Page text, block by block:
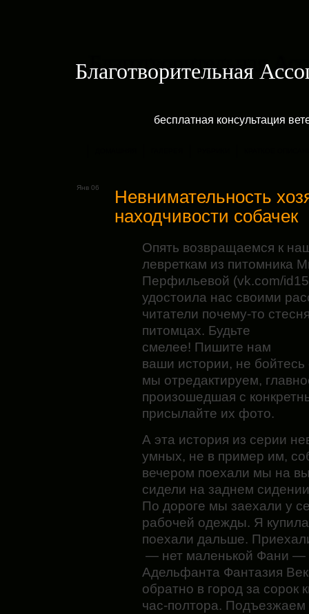
Благотворительная
бесплатная консультация
Янв 06
Невнимательность
находчивости собачек
Опять возвращаемся к
левреткам из питомника
Перфильевой (vk.com/
удостоила нас своими
читатели почему-то
питомцах. Будьте
смелее! Пишите нам
ваши истории, не
мы отредактируем,
произошедшая с
присылайте их фото.
А эта история из серии
умных, не в пример им,
вечером поехали мы на
сидели на заднем
По дороге мы заехали у
рабочей одежды. Я
поехали дальше.
— нет маленькой Фани —
Адельфанта Фантазия
обратно в город за сорок
час-полтора. Подъезжаем